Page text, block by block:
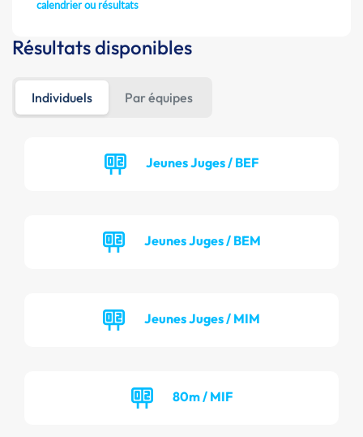
calendrier ou résultats
Résultats disponibles
Individuels Par équipes
Jeunes Juges / BEF
Jeunes Juges / BEM
Jeunes Juges / MIM
80m / MIF